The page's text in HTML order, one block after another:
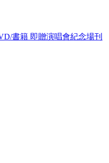
書籍 即贈演唱會紀念場刊